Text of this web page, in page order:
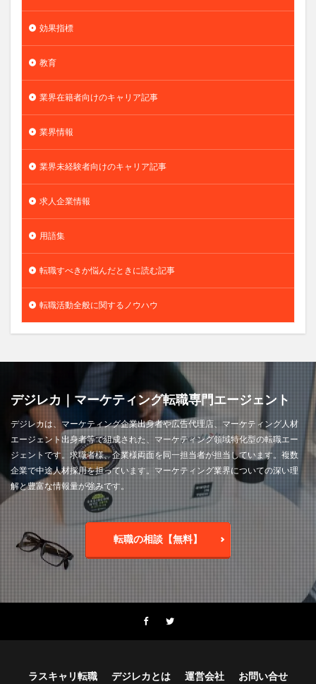
効果指標
教育
業界在籍者向けのキャリア記事
業界情報
業界未経験者向けのキャリア記事
求人企業情報
用語集
転職すべきか悩んだときに読む記事
転職活動全般に関するノウハウ
デジレカ｜マーケティング転職専門エージェント
デジレカは、マーケティング企業出身者や広告代理店、マーケティング人材
エージェント出身者等で組成された、マーケティング領域特化型の転職エー
ジェントです。求職者様、企業様両面を同一担当者が担当しています。複数
企業で中途人材採用を担っています。マーケティング業界についての深い理
解と豊富な情報量が強みです。
転職の相談【無料】
ラスキャリ転職 デジレカとは 運営会社 お問い合せ